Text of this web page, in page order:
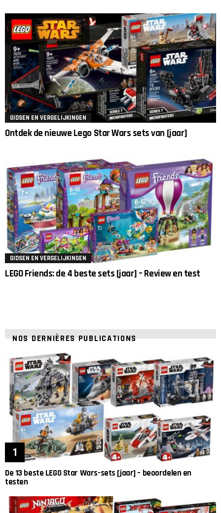
GIDSEN EN VERGELIJKINGEN
Ontdek de nieuwe Lego Star Wars sets van [jaar]
GIDSEN EN VERGELIJKINGEN
LEGO Friends: de 4 beste sets [jaar] – Review en test
NOS DERNIÈRES PUBLICATIONS
De 13 beste LEGO Star Wars-sets [jaar] – beoordelen en
testen